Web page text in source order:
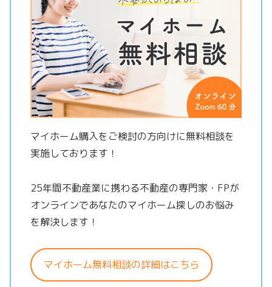
マイホーム購入をご検討の方向けに無料相談を
実施しております！
25年間不動産業に携わる不動産の専門家・FPが
オンラインであなたのマイホーム探しのお悩み
を解決します！
マイホーム無料相談の詳細はこちら